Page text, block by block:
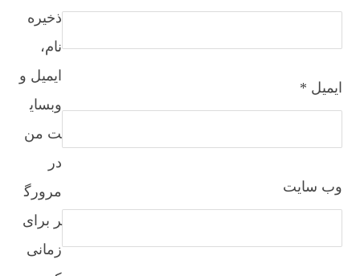
ایمیل *
وب‌ سایت
ذخیره
نام،
ایمیل و
وبسای
ت من
در
مرورگ
ر برای
زمانی